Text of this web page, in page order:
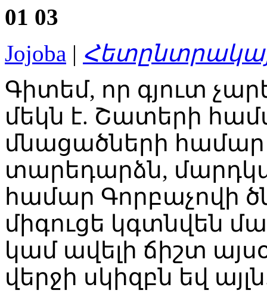
01 03
Jojoba |
Գիտեմ, որ գյուտ
մեկն է. Շատերի
մնացածների համար
տարեդարձն,
համար Գորբաչովի
միգուցե կգտնվեն
կամ ավելի ճիշտ
վերջի սկիզբն եվ